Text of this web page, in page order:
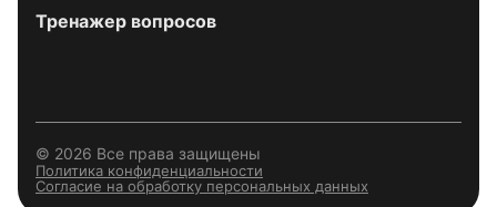
Тренажер вопросов
© 2026 Все права защищены
Политика конфиденциальности
Согласие на обработку персональных данных